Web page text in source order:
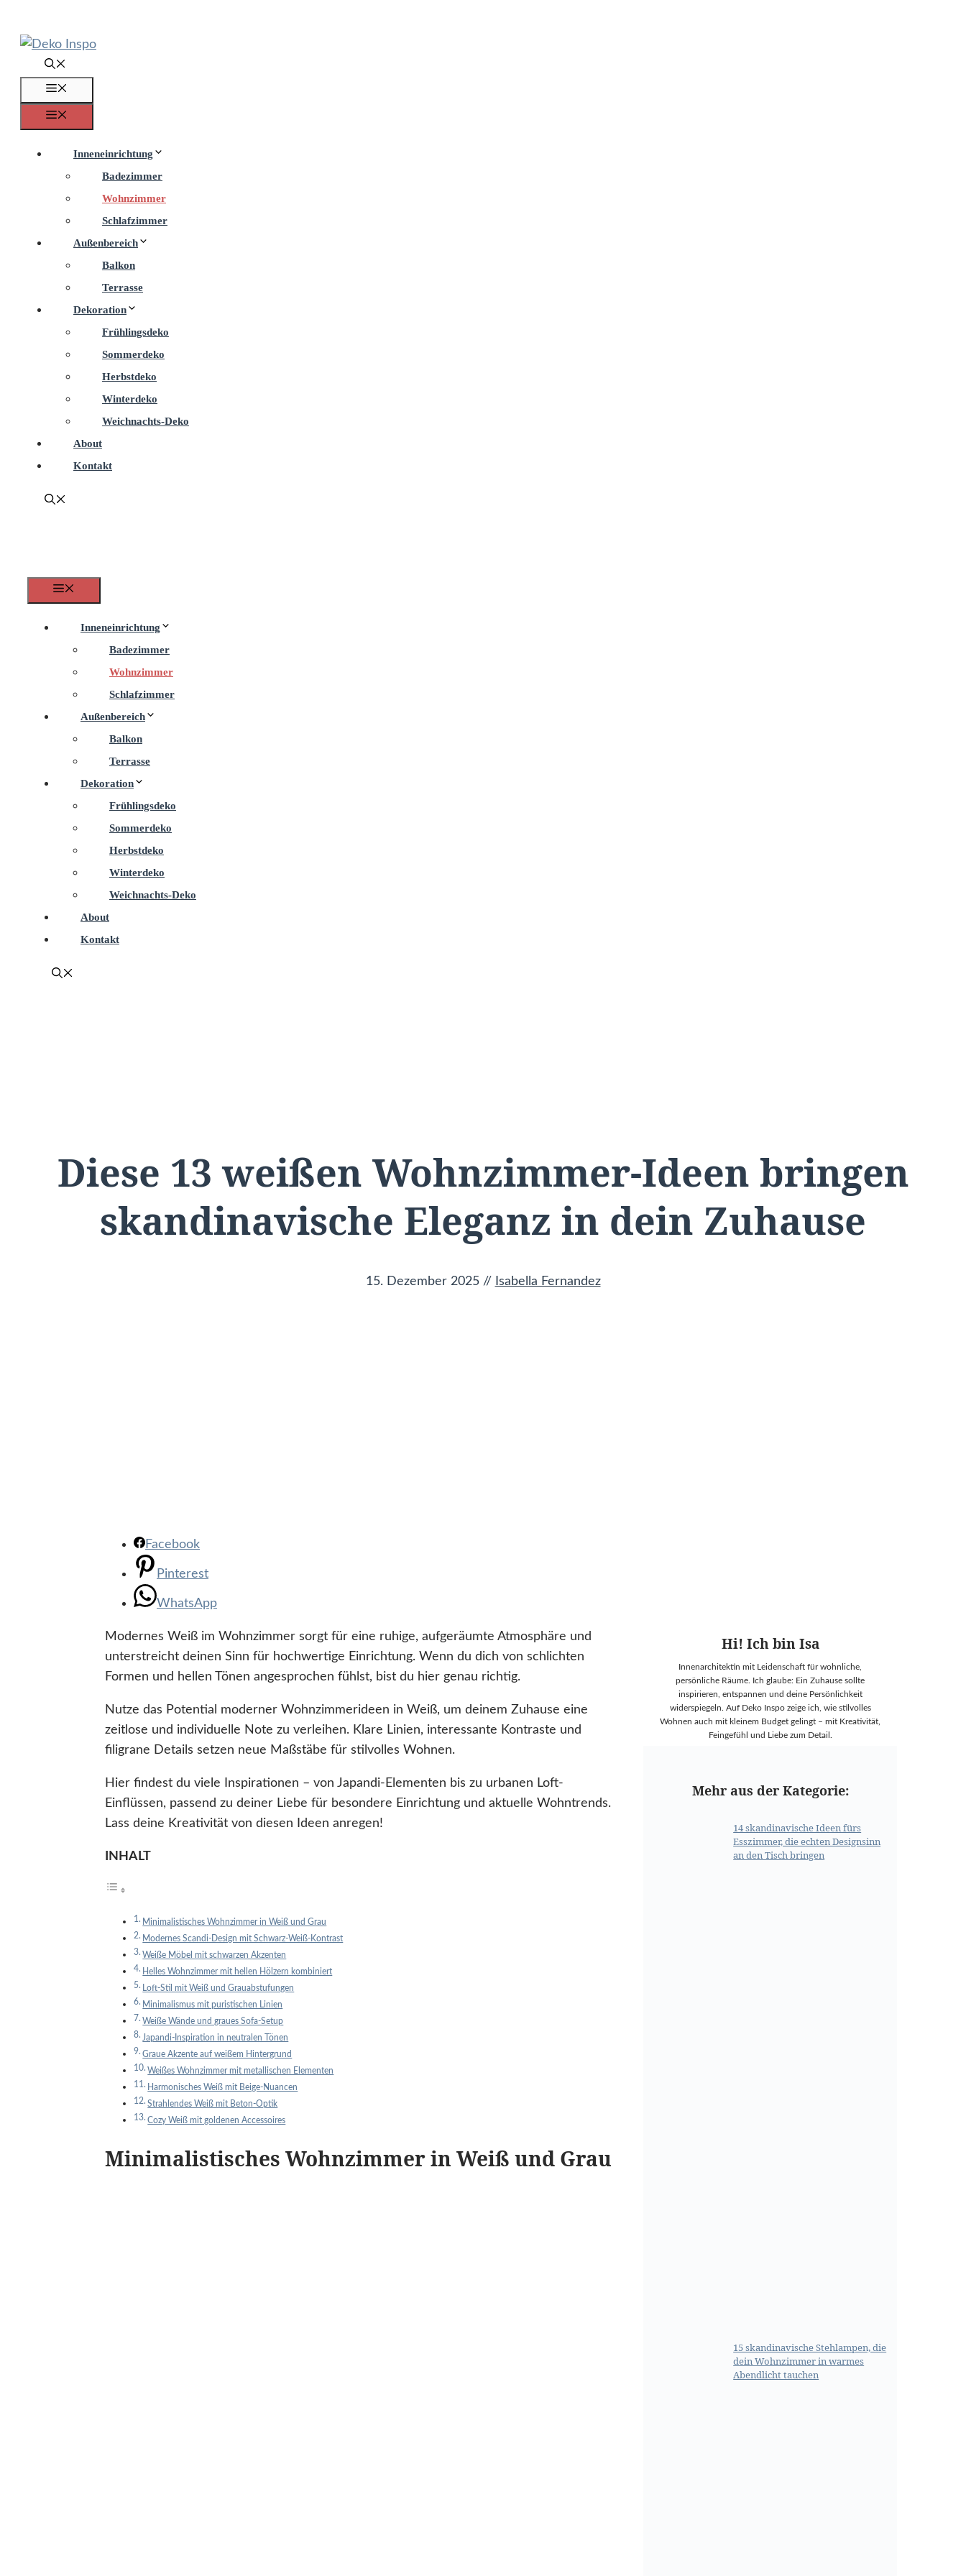
Inhalt
springen
Inneneinrichtung
Badezimmer
Wohnzimmer
Schlafzimmer
Außenbereich
Balkon
Terrasse
Dekoration
Frühlingsdeko
Sommerdeko
Herbstdeko
Winterdeko
Weichnachts-Deko
About
Kontakt
Inneneinrichtung
Badezimmer
Wohnzimmer
Schlafzimmer
Außenbereich
Balkon
Terrasse
Dekoration
Frühlingsdeko
Sommerdeko
Herbstdeko
Winterdeko
Weichnachts-Deko
About
Kontakt
Diese 13 weißen Wohnzimmer-Ideen bringen
skandinavische Eleganz in dein Zuhause
15. Dezember 2025 // Isabella Fernandez
Facebook
Pinterest
WhatsApp
Modernes Weiß im Wohnzimmer sorgt für eine ruhige, aufgeräumte Atmosphäre und
unterstreicht deinen Sinn für hochwertige Einrichtung. Wenn du dich von schlichten
Formen und hellen Tönen angesprochen fühlst, bist du hier genau richtig.
Nutze das Potential moderner Wohnzimmerideen in Weiß, um deinem Zuhause eine
zeitlose und individuelle Note zu verleihen. Klare Linien, interessante Kontraste und
filigrane Details setzen neue Maßstäbe für stilvolles Wohnen.
Hier findest du viele Inspirationen – von Japandi-Elementen bis zu urbanen Loft-
Einflüssen, passend zu deiner Liebe für besondere Einrichtung und aktuelle Wohntrends.
Lass deine Kreativität von diesen Ideen anregen!
INHALT
Minimalistisches Wohnzimmer in Weiß und Grau
Modernes Scandi-Design mit Schwarz-Weiß-Kontrast
Weiße Möbel mit schwarzen Akzenten
Helles Wohnzimmer mit hellen Hölzern kombiniert
Loft-Stil mit Weiß und Grauabstufungen
Minimalismus mit puristischen Linien
Weiße Wände und graues Sofa-Setup
Japandi-Inspiration in neutralen Tönen
Graue Akzente auf weißem Hintergrund
Weißes Wohnzimmer mit metallischen Elementen
Harmonisches Weiß mit Beige-Nuancen
Strahlendes Weiß mit Beton-Optik
Cozy Weiß mit goldenen Accessoires
Minimalistisches Wohnzimmer in Weiß und Grau
Hi! Ich bin Isa
Innenarchitektin mit Leidenschaft für wohnliche,
persönliche Räume. Ich glaube: Ein Zuhause sollte
inspirieren, entspannen und deine Persönlichkeit
widerspiegeln. Auf Deko Inspo zeige ich, wie stilvolles
Wohnen auch mit kleinem Budget gelingt – mit Kreativität,
Feingefühl und Liebe zum Detail.
Mehr aus der Kategorie:
14 skandinavische Ideen fürs
Esszimmer, die echten Designsinn
an den Tisch bringen
15 skandinavische Stehlampen, die
dein Wohnzimmer in warmes
Abendlicht tauchen